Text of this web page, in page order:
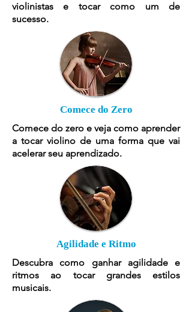
violinistas e tocar como um de
sucesso.
Comece do Zero
Comece do zero e veja como aprender
a tocar violino de uma forma que vai
acelerar seu aprendizado.
Agilidade e Ritmo
Descubra como ganhar agilidade e
ritmos ao tocar grandes estilos
musicais.